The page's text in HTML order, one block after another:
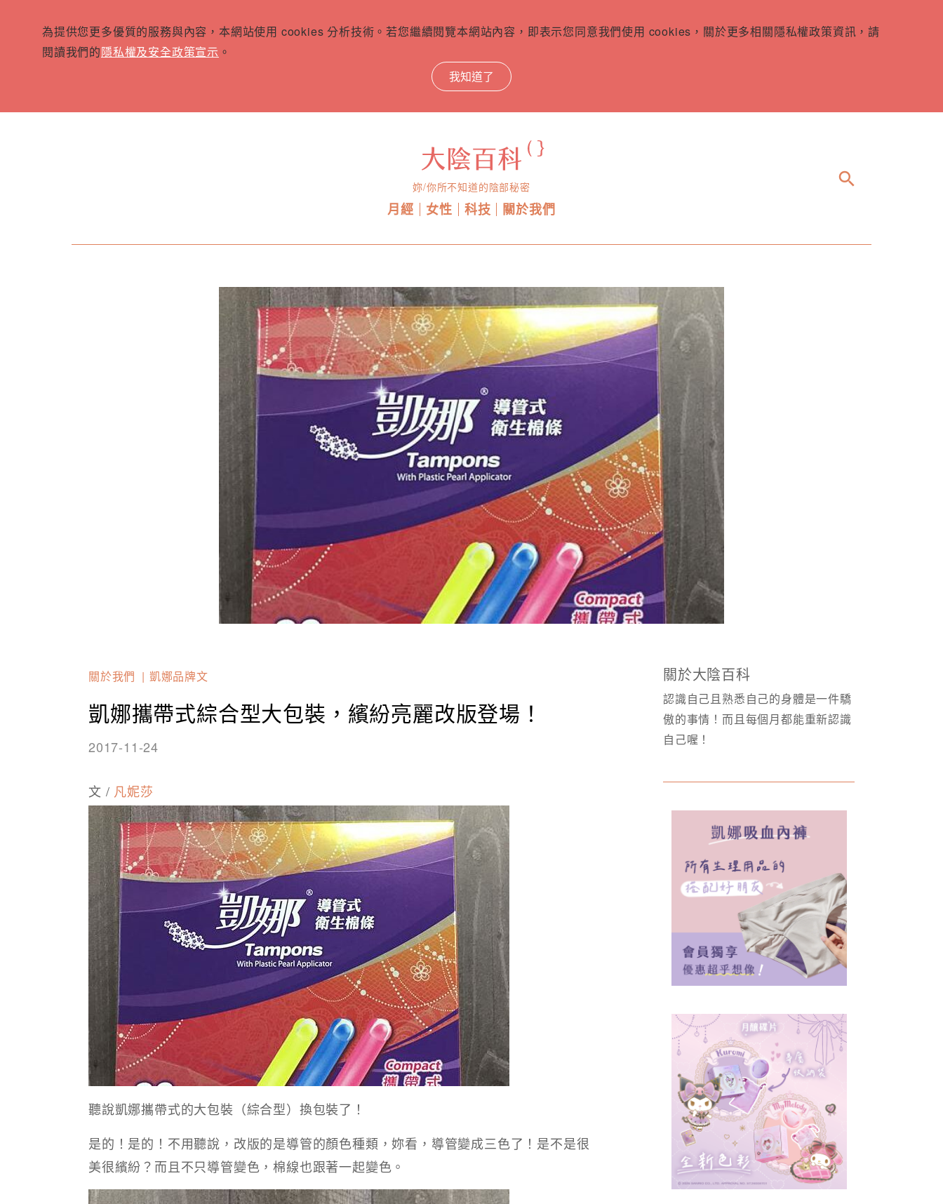
為提供您更多優質的服務與內容，本網站使用 cookies 分析技術。若您繼續閱覽本網站內容，即表示您同意我們使用 cookies，關於更多相關隱私權政策資訊，請
閱讀我們的隱私權及安全政策宣示 。
我知道了
妳/你所不知道的陰部秘密
月經 女性 科技 關於我們
search
關於我們 凱娜品牌文
凱娜攜帶式綜合型大包裝，繽紛亮麗改版登場！
2017-11-24
文 / 凡妮莎
聽說凱娜攜帶式的大包裝（綜合型）換包裝了！
是的！是的！不用聽說，改版的是導管的顏色種類，妳看，導管變成三色了！是不是很
美很繽紛？而且不只導管變色，棉線也跟著一起變色。
關於大陰百科
認識自己且熟悉自己的身體是一件驕
傲的事情！而且每個月都能重新認識
自己喔！